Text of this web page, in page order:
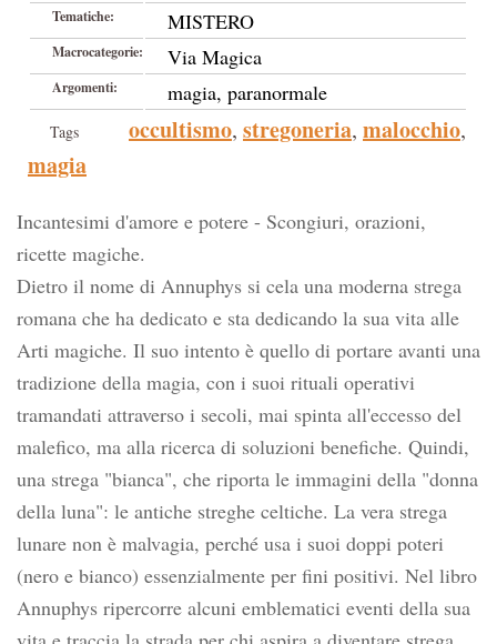
Tematiche: MISTERO
Macrocategorie: Via Magica
Argomenti: magia, paranormale
Tags occultismo, stregoneria, malocchio,
magia
Incantesimi d'amore e potere - Scongiuri, orazioni,
ricette magiche.
Dietro il nome di Annuphys si cela una moderna strega
romana che ha dedicato e sta dedicando la sua vita alle
Arti magiche. Il suo intento è quello di portare avanti una
tradizione della magia, con i suoi rituali operativi
tramandati attraverso i secoli, mai spinta all'eccesso del
malefico, ma alla ricerca di soluzioni benefiche. Quindi,
una strega "bianca", che riporta le immagini della "donna
della luna": le antiche streghe celtiche. La vera strega
lunare non è malvagia, perché usa i suoi doppi poteri
(nero e bianco) essenzialmente per fini positivi. Nel libro
Annuphys ripercorre alcuni emblematici eventi della sua